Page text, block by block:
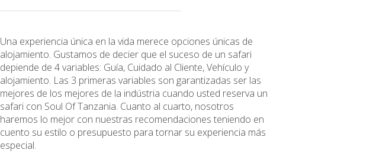
Una experiencia única en la vida merece opciones únicas de
alojamiento. Gustamos de decier que el suceso de un safari
depiende de 4 variables: Guía, Cuidado al Cliente, Vehículo y
alojamiento. Las 3 primeras variables son garantizadas ser las
mejores de los mejores de la indústria cuando usted reserva un
safari con Soul Of Tanzania. Cuanto al cuarto, nosotros
haremos lo mejor con nuestras recomendaciones teniendo en
cuento su estilo o presupuesto para tornar su experiencia más
especial.